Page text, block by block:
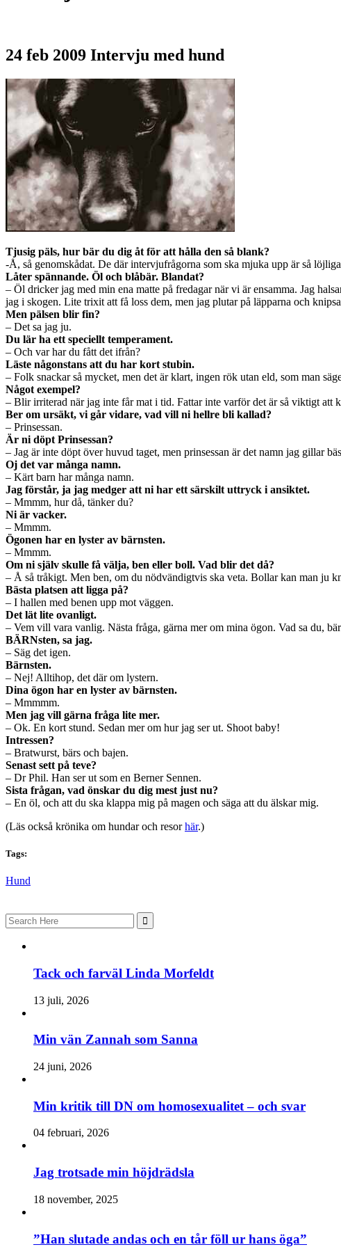
24 feb 2009 Intervju med hund
Tjusig päls, hur bär du dig åt för att hålla den så blank?
-Å, så genomskådat. De där intervjufrågorna som ska mjuka upp är så
Låter spännande. Öl och blåbär. Blandat?
– Öl dricker jag med min ena matte på fredagar när vi är ensamma. Jag
jag i skogen. Lite trixit att få loss dem, men jag plutar på läpparna och
Men pälsen blir fin?
– Det sa jag ju.
Du lär ha ett speciellt temperament.
– Och var har du fått det ifrån?
Läste någonstans att du har kort stubin.
– Folk snackar så mycket, men det är klart, ingen rök utan eld, som man
Något exempel?
– Blir irriterad när jag inte får mat i tid. Fattar inte varför det är så viktigt att
Ber om ursäkt, vi går vidare, vad vill ni hellre bli kallad?
– Prinsessan.
Är ni döpt Prinsessan?
– Jag är inte döpt över huvud taget, men prinsessan är det namn jag
Oj det var många namn.
– Kärt barn har många namn.
Jag förstår, ja jag medger att ni har ett särskilt uttryck i ansiktet.
– Mmmm, hur då, tänker du?
Ni är vacker.
– Mmmm.
Ögonen har en lyster av bärnsten.
– Mmmm.
Om ni själv skulle få välja, ben eller boll. Vad blir det då?
– Å så tråkigt. Men ben, om du nödvändigtvis ska veta. Bollar kan man ju
Bästa platsen att ligga på?
– I hallen med benen upp mot väggen.
Det lät lite ovanligt.
– Vem vill vara vanlig. Nästa fråga, gärna mer om mina ögon. Vad sa du,
BÄRNsten, sa jag.
– Säg det igen.
Bärnsten.
– Nej! Alltihop, det där om lystern.
Dina ögon har en lyster av bärnsten.
– Mmmmm.
Men jag vill gärna fråga lite mer.
– Ok. En kort stund. Sedan mer om hur jag ser ut. Shoot baby!
Intressen?
– Bratwurst, bärs och bajen.
Senast sett på teve?
– Dr Phil. Han ser ut som en Berner Sennen.
Sista frågan, vad önskar du dig mest just nu?
– En öl, och att du ska klappa mig på magen och säga att du älskar mig.
(Läs också krönika om hundar och resorhär.)
Tags:
Hund
Search
for:
Tack och farväl Linda Morfeldt
13 juli, 2026
Min vän Zannah som Sanna
24 juni, 2026
Min kritik till DN om homosexualitet – och svar
04 februari, 2026
Jag trotsade min höjdrädsla
18 november, 2025
”Han slutade andas och en tår föll ur hans öga”